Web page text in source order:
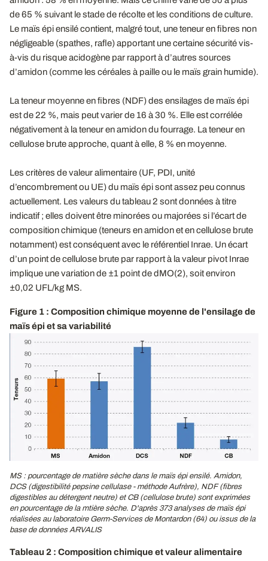
de 65 % suivant le stade de récolte et les conditions de culture.
Le maïs épi ensilé contient, malgré tout, une teneur en fibres non
négligeable (spathes, rafle) apportant une certaine sécurité vis-
à-vis du risque acidogène par rapport à d’autres sources
d’amidon (comme les céréales à paille ou le maïs grain humide).
La teneur moyenne en fibres (NDF) des ensilages de maïs épi
est de 22 %, mais peut varier de 16 à 30 %. Elle est corrélée
négativement à la teneur en amidon du fourrage. La teneur en
cellulose brute approche, quant à elle, 8 % en moyenne.
Les critères de valeur alimentaire (UF, PDI, unité
d’encombrement ou UE) du maïs épi sont assez peu connus
actuellement. Les valeurs du tableau 2 sont données à titre
indicatif ; elles doivent être minorées ou majorées si l’écart de
composition chimique (teneurs en amidon et en cellulose brute
notamment) est conséquent avec le référentiel Inrae. Un écart
d’un point de cellulose brute par rapport à la valeur pivot Inrae
implique une variation de ±1 point de dMO(2), soit environ
±0,02 UFL/kg MS.
Figure 1 : Composition chimique moyenne de l'ensilage de
maïs épi et sa variabilité
MS : pourcentage de matière sèche dans le maïs épi ensilé. Amidon,
DCS (digestibilité pepsine cellulase - méthode Aufrère), NDF (fibres
digestibles au détergent neutre) et CB (cellulose brute) sont exprimées
en pourcentage de la mtière sèche. D'après 373 analyses de maïs épi
réalisées au laboratoire Germ-Services de Montardon (64) ou issus de la
base de données ARVALIS
Tableau 2 : Composition chimique et valeur alimentaire